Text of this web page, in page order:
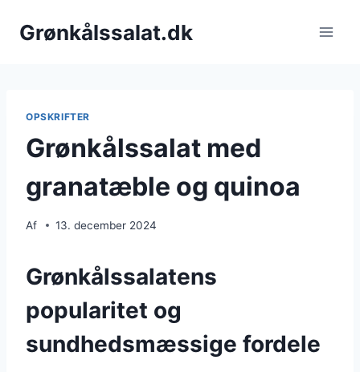
Grønkålssalat.dk
OPSKRIFTER
Grønkålssalat med
granatæble og quinoa
Af 13. december 2024
Grønkålssalatens
popularitet og
sundhedsmæssige fordele